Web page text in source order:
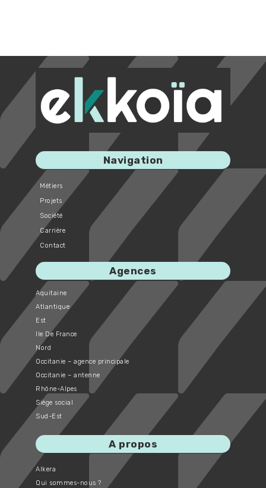
Navigation
Métiers
Projets
Société
Carrière
Contact
Agences
Aquitaine
Atlantique
Est
Ile De France
Nord
Occitanie – agence principale
Occitanie – antenne
Rhône-Alpes
Siège social
Sud-Est
A propos
Alkera
Qui sommes-nous ?